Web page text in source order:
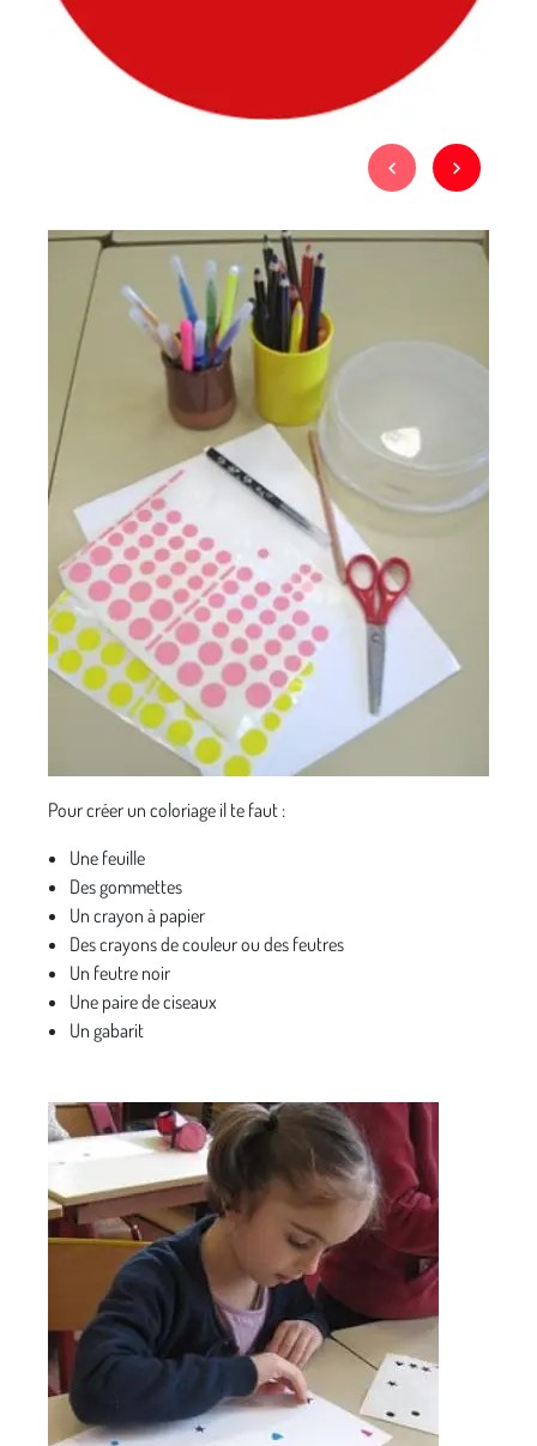
Pour créer un coloriage il te faut :
Une feuille
Des gommettes
Un crayon à papier
Des crayons de couleur ou des feutres
Un feutre noir
Une paire de ciseaux
Un gabarit